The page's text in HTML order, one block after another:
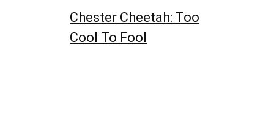
Chester Cheetah: Too
Cool To Fool